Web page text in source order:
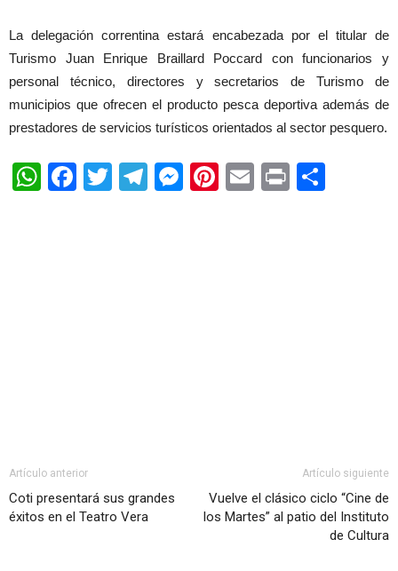
La delegación correntina estará encabezada por el titular de
Turismo Juan Enrique Braillard Poccard con funcionarios y
personal técnico, directores y secretarios de Turismo de
municipios que ofrecen el producto pesca deportiva además de
prestadores de servicios turísticos orientados al sector pesquero.
WhatsApp
Facebook
TwitterTelegram
Messenger
Pinterest
EmailPrint
Artículo anterior
Coti presentará sus grandes
éxitos en el Teatro Vera
Artículo siguiente
Vuelve el clásico ciclo “Cine de
los Martes” al patio del Instituto
de Cultura